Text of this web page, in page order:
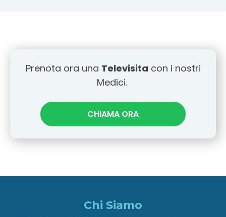
Prenota ora una Televisita con i nostri
Medici.
CHIAMA ORA
Chi Siamo